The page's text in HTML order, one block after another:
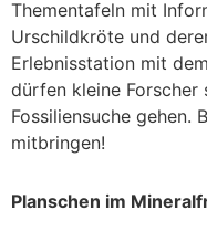
Thementafeln mit
Urschildkröte und
Erlebnisstation mit
dürfen kleine Forscher
Fossiliensuche gehen.
mitbringen!
Planschen im